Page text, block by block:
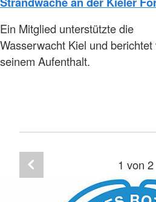
Ein Mitglied unterstützte die
Wasserwacht Kiel und berichtet
seinem Aufenthalt.
1 von 2